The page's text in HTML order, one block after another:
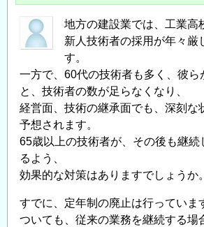
地方の建設業では、工業高
新人技術者の採用が年々厳
す。
一方で、60代の技術者も多く、彼ら
と、技術者の数が足らなくなり、
経営面、技術の継承面でも、深刻な
予想されます。
65歳以上の技術者が、その後も継続
るよう、
効果的な対策はありますでしょうか。
すでに、定年制の廃止は行っていま
ついても、従来の業務を継続する場